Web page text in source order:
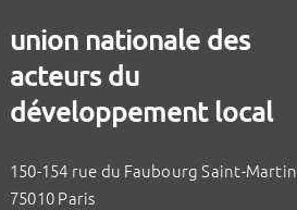
union nationale des
acteurs du
développement local
150-154 rue du Faubourg Saint-Martin
75010 Paris